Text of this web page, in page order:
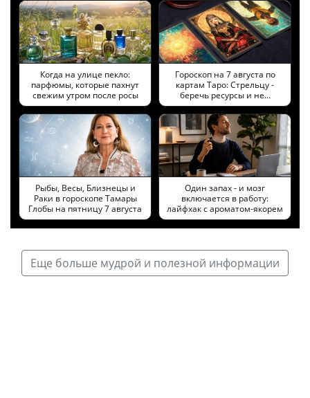
Когда на улице пекло:
парфюмы, которые пахнут
свежим утром после росы
Гороскоп на 7 августа по
картам Таро: Стрельцу -
беречь ресурсы и не…
Рыбы, Весы, Близнецы и
Раки в гороскопе Тамары
Глобы на пятницу 7 августа
Один запах - и мозг
включается в работу:
лайфхак с ароматом-якорем
Еще больше мудрой и полезной информации